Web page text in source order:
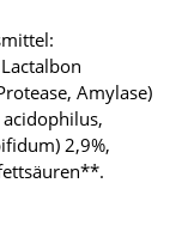
Amylase)
2,9%,